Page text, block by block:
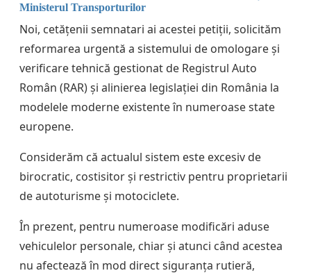
Ministerul Transporturilor
Noi, cetățenii semnatari ai acestei petiții, solicităm
reformarea urgentă a sistemului de omologare și
verificare tehnică gestionat de Registrul Auto
Român (RAR) și alinierea legislației din România la
modelele moderne existente în numeroase state
europene.
Considerăm că actualul sistem este excesiv de
birocratic, costisitor și restrictiv pentru proprietarii
de autoturisme și motociclete.
În prezent, pentru numeroase modificări aduse
vehiculelor personale, chiar și atunci când acestea
nu afectează în mod direct siguranța rutieră,